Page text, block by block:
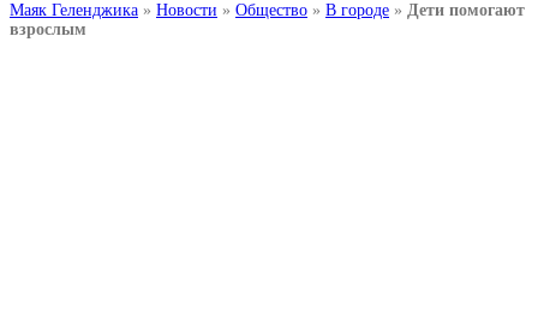
Маяк Геленджика » Новости » Общество » В городе » Дети помогают
взрослым